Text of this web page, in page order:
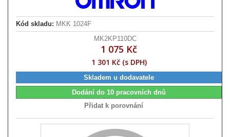
Kód skladu: MKK 1024F
MK2KP110DC
1 075 Kč
1 301 Kč (s DPH)
Skladem u dodavatele
Dodání do 10 pracovních dnů
Přidat k porovnání